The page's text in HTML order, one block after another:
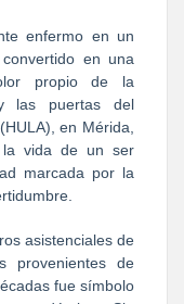
enfermo en un
en una
propio de la
las puertas del
en Mérida,
vida de un ser
marcada por la
asistenciales de
provenientes de
fue símbolo